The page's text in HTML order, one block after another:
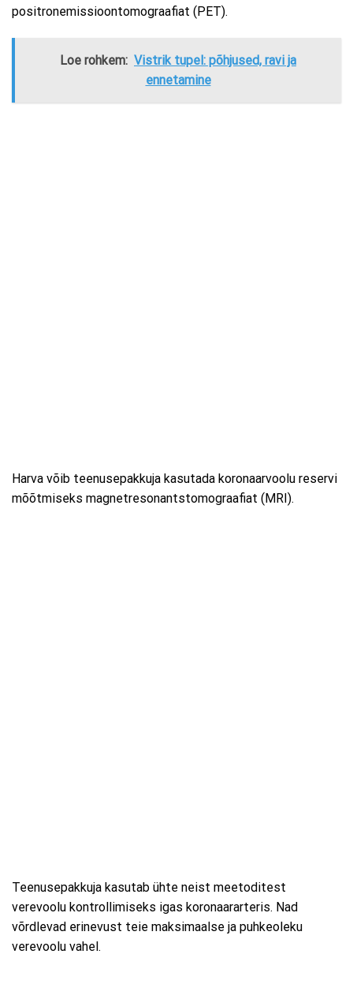
positronemissioontomograafiat (PET).
Loe rohkem: Vistrik tupel: põhjused, ravi ja
ennetamine
Harva võib teenusepakkuja kasutada koronaarvoolu reservi
mõõtmiseks magnetresonantstomograafiat (MRI).
Teenusepakkuja kasutab ühte neist meetoditest
verevoolu kontrollimiseks igas koronaararteris. Nad
võrdlevad erinevust teie maksimaalse ja puhkeoleku
verevoolu vahel.